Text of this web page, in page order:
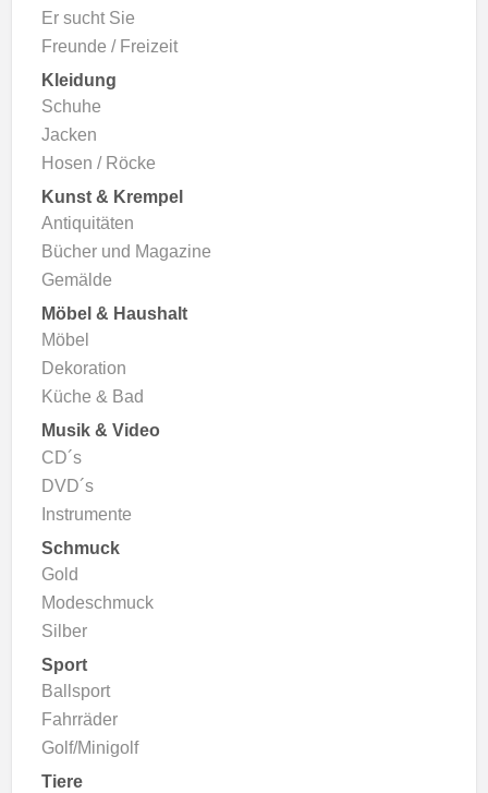
Er sucht Sie
Freunde / Freizeit
Kleidung
Schuhe
Jacken
Hosen / Röcke
Kunst & Krempel
Antiquitäten
Bücher und Magazine
Gemälde
Möbel & Haushalt
Möbel
Dekoration
Küche & Bad
Musik & Video
CD´s
DVD´s
Instrumente
Schmuck
Gold
Modeschmuck
Silber
Sport
Ballsport
Fahrräder
Golf/Minigolf
Tiere